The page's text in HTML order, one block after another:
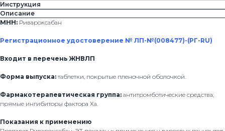
Инструкция
Описание
МНН: Ривароксабан
Регистрационное удостоверение № ЛП-№(008477)-(РГ-RU)
Входит в перечень ЖНВЛП
Форма выпуска:таблетки, покрытые пленочной оболочкой.
Фармакотерапевтическая группа: антитромботические средства;
прямые ингибиторы фактора Ха.
Показания к применению